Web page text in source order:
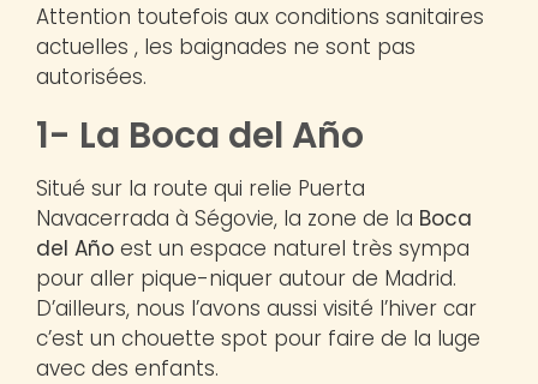
Attention toutefois aux conditions sanitaires
actuelles , les baignades ne sont pas
autorisées.
1- La Boca del Año
Situé sur la route qui relie Puerta
Navacerrada à Ségovie, la zone de la Boca
del Año est un espace naturel très sympa
pour aller pique-niquer autour de Madrid.
D’ailleurs, nous l’avons aussi visité l’hiver car
c’est un chouette spot pour faire de la luge
avec des enfants.